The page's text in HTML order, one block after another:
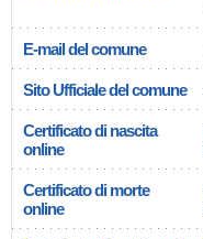
E-mail del comune
Sito Ufficiale del comune
Certificato di nascita
online
Certificato di morte
online